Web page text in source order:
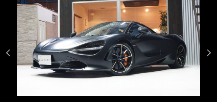
 